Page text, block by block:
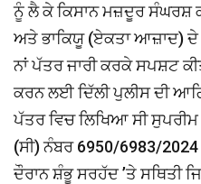
ਨੂੰ ਲੈ ਕੇ ਕਿਸਾਨ ਮਜ਼ਦੂਰ ਸੰਘਰਸ਼
ਅਤੇ ਭਾਕਿਯੂ (ਏਕਤਾ ਆਜ਼ਾਦ) ਦੇ
ਨਾਂ ਪੱਤਰ ਜਾਰੀ ਕਰਕੇ ਸਪਸ਼ਟ
ਕਰਨ ਲਈ ਦਿੱਲੀ ਪੁਲੀਸ ਦੀ
ਪੱਤਰ ਵਿਚ ਲਿਖਿਆ ਸੀ
(ਸੀ) ਨੰਬਰ 6950/6983/
ਦੌਰਾਨ ਸ਼ੰਭੂ ਸਰਹੱਦ ’ਤੇ ਸਥਿਤੀ